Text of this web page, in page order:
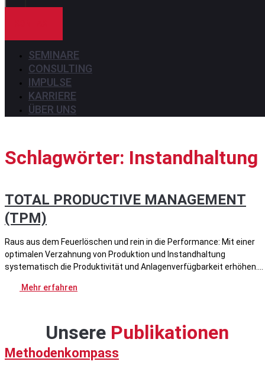
SEMINARE
CONSULTING
IMPULSE
KARRIERE
ÜBER UNS
Schlagwörter: Instandhaltung
TOTAL PRODUCTIVE MANAGEMENT
(TPM)
Raus aus dem Feuerlöschen und rein in die Performance: Mit einer
optimalen Verzahnung von Produktion und Instandhaltung
systematisch die Produktivität und Anlagenverfügbarkeit erhöhen.
Mehr erfahren
Unsere Publikationen
Methodenkompass